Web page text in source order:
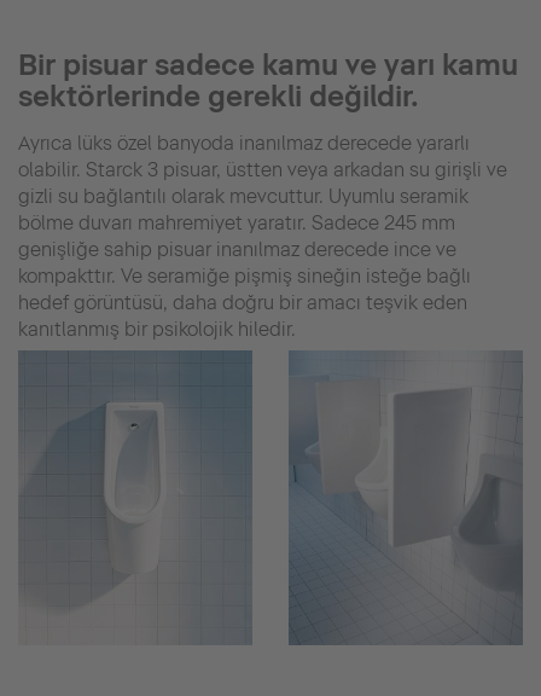
Bir pisuar sadece kamu ve yarı kamu
sektörlerinde gerekli değildir.
Ayrıca lüks özel banyoda inanılmaz derecede yararlı
olabilir. Starck 3 pisuar, üstten veya arkadan su girişli ve
gizli su bağlantılı olarak mevcuttur. Uyumlu seramik
bölme duvarı mahremiyet yaratır. Sadece 245 mm
genişliğe sahip pisuar inanılmaz derecede ince ve
kompakttır. Ve seramiğe pişmiş sineğin isteğe bağlı
hedef görüntüsü, daha doğru bir amacı teşvik eden
kanıtlanmış bir psikolojik hiledir.